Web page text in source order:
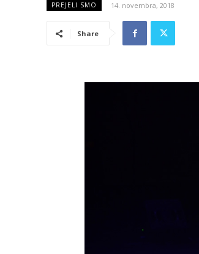
PREJELI SMO 14. novembra, 2018
Share